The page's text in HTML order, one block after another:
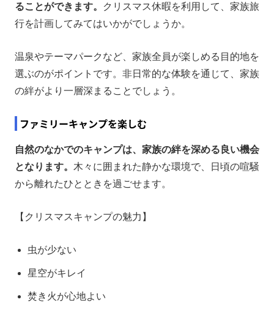
ることができます。
クリスマス休暇を利用して、家族旅
行を計画してみてはいかがでしょうか。
温泉やテーマパークなど、家族全員が楽しめる目的地を
選ぶのがポイントです。非日常的な体験を通じて、家族
の絆がより一層深まることでしょう。
ファミリーキャンプを楽しむ
自然のなかでのキャンプは、家族の絆を深める良い機会
となります。 木々に囲まれた静かな環境で、日頃の喧騒
から離れたひとときを過ごせます。
【クリスマスキャンプの魅力】
虫が少ない
星空がキレイ
焚き火が心地よい